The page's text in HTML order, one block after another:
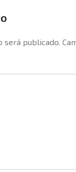
será publicado.